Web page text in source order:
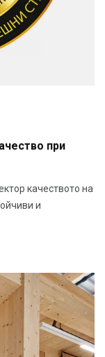
при
качеството на
и